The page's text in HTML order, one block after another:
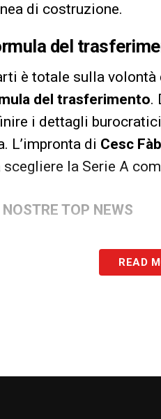
di costruzione.
del
è totale sulla
del trasferimento.
i dettagli
L’impronta di Cesc
scegliere la Serie A
TOP NEWS
READ